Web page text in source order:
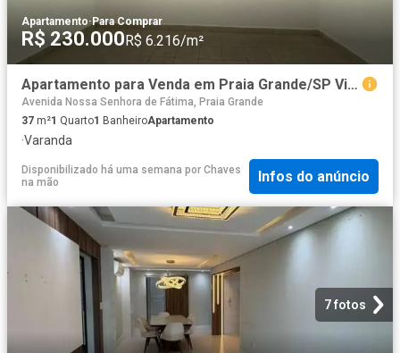
Apartamento·Para Comprar
R$ 230.000R$ 6.216/m²
Apartamento para Venda em Praia Grande/SP Vila Caiçara 1 Quartos
Avenida Nossa Senhora de Fátima, Praia Grande
37 m²1 Quarto1 BanheiroApartamento
·Varanda
Disponibilizado há uma semana por Chaves
na mão
Infos do anúncio
7 fotos